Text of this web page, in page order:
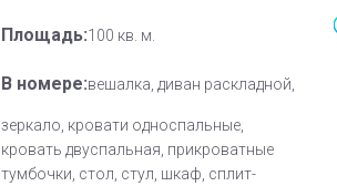
Площадь:100 кв. м.
В номере:вешалка, диван раскладной,
зеркало, кровати односпальные,
кровать двуспальная, прикроватные
тумбочки, стол, стул, шкаф, сплит-